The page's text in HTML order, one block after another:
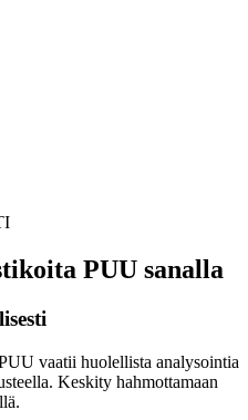
PUU sanalla
vaatii huolellista analysointia
Keskity hahmottamaan